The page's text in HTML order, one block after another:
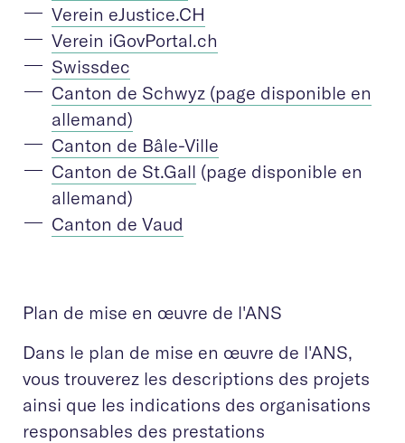
Verein eJustice.CH
Verein iGovPortal.ch
Swissdec
Canton de Schwyz (page disponible en
allemand)
Canton de Bâle-Ville
Canton de St.Gall (page disponible en
allemand)
Canton de Vaud
Plan de mise en œuvre de l'ANS
Dans le plan de mise en œuvre de l'ANS,
vous trouverez les descriptions des projets
ainsi que les indications des organisations
responsables des prestations